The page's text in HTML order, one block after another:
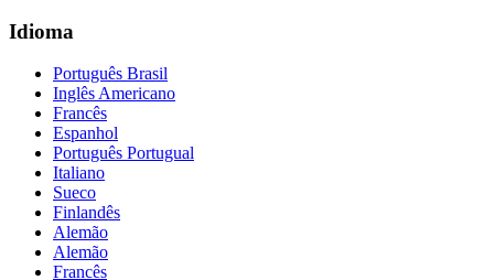
Idioma
Português Brasil
Inglês Americano
Francês
Espanhol
Português Portugual
Italiano
Sueco
Finlandês
Alemão
Alemão
Francês